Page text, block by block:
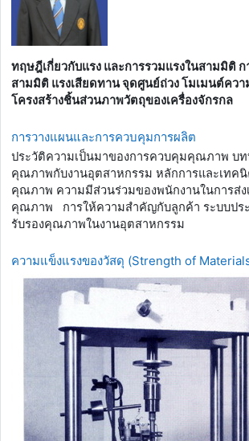
ทฤษฎีเกี่ยวกับแรง และการรวมแรงในสามมิติ
สามมิติ แรงเสียดทาน จุดศูนย์ถ่วง โมเมนต์ควา
โครงสร้างชิ้นส่วนภาพวัตถุของเครื่องจักรกล
การวางแผนและการควบคุมการผลิต
ประวัติความเป็นมาของการควบคุมคุณภาพ บ
คุณภาพกับงานอุตสาหกรรม หลักการและเทคนิ
คุณภาพ ความมีส่วนร่วมของพนักงานในการส่ง
คุณภาพ การให้ความสำคัญกับลูกค้า ระบบปร
รับรองคุณภาพในงานอุตสาหกรรม
ความแข็งแรงของวัสดุ (Strength of